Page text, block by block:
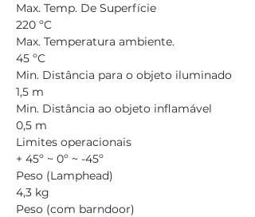
Max. Temp. De Superfície
220 ºC
Max. Temperatura ambiente.
45 ºC
Min. Distância para o objeto iluminado
1,5 m
Min. Distância ao objeto inflamável
0,5 m
Limites operacionais
+ 45º ~ 0º ~ -45º
Peso (Lamphead)
4,3 kg
Peso (com barndoor)